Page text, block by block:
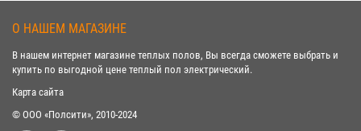
О НАШЕМ МАГАЗИНЕ
В нашем интернет магазине теплых полов, Вы всегда сможете выбрать и
купить по выгодной цене теплый пол электрический.
Карта сайта
© ООО «Полсити», 2010-2024